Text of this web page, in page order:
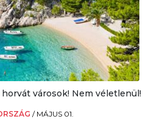
városok! Nem véletlenül!
/ MÁJUS 01.